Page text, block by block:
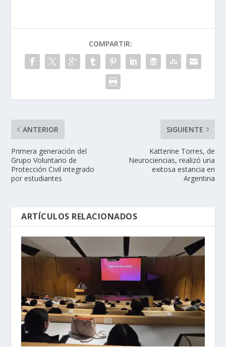
COMPARTIR:
ANTERIOR
Primera generación del
Grupo Voluntario de
Protección Civil integrado
por estudiantes
SIGUIENTE
Katterine Torres, de
Neurociencias, realizó una
exitosa estancia en
Argentina
ARTÍCULOS RELACIONADOS